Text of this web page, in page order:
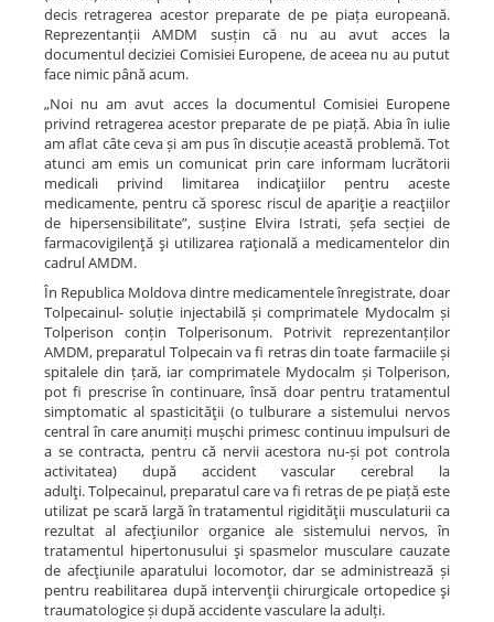
decis retragerea acestor preparate de pe piața europeană.
Reprezentanții AMDM susțin că nu au avut acces la
documentul deciziei Comisiei Europene, de aceea nu au putut
face nimic până acum.
„Noi nu am avut acces la documentul Comisiei Europene
privind retragerea acestor preparate de pe piață. Abia în iulie
am aflat câte ceva și am pus în discuție această problemă. Tot
atunci am emis un comunicat prin care informam lucrătorii
medicali privind limitarea indicaţiilor pentru aceste
medicamente, pentru că sporesc riscul de apariţie a reacţiilor
de hipersensibilitate”, susține Elvira Istrati, șefa secției de
farmacovigilenţă şi utilizarea raţională a medicamentelor din
cadrul AMDM.
În Republica Moldova dintre medicamentele înregistrate, doar
Tolpecainul- soluție injectabilă și comprimatele Mydocalm și
Tolperison conțin Tolperisonum. Potrivit reprezentanților
AMDM, preparatul Tolpecain va fi retras din toate farmaciile și
spitalele din țară, iar comprimatele Mydocalm și Tolperison,
pot fi prescrise în continuare, însă doar pentru tratamentul
simptomatic al spasticităţii (o tulburare a sistemului nervos
central în care anumiți mușchi primesc continuu impulsuri de
a se contracta, pentru că nervii acestora nu-și pot controla
activitatea) după accident vascular cerebral la
adulţi. Tolpecainul, preparatul care va fi retras de pe piață este
utilizat pe scară largă în tratamentul rigidităţii musculaturii ca
rezultat al afecţiunilor organice ale sistemului nervos, în
tratamentul hipertonusului şi spasmelor musculare cauzate
de afecţiunile aparatului locomotor, dar se administrează și
pentru reabilitarea după intervenţii chirurgicale ortopedice şi
traumatologice și după accidente vasculare la adulți.